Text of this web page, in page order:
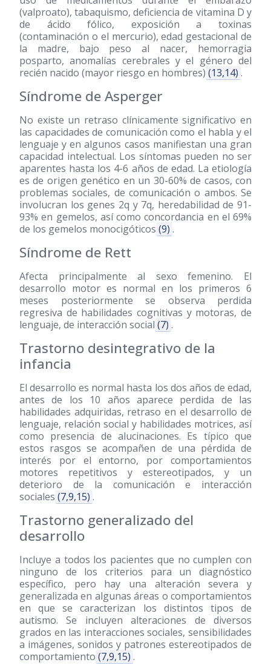
(valproato), tabaquismo, deficiencia de vitamina D y
de ácido fólico, exposición a toxinas
(contaminación o el mercurio), edad gestacional de
la madre, bajo peso al nacer, hemorragia
posparto, anomalías cerebrales y el género del
recién nacido (mayor riesgo en hombres) (13,14) .
Síndrome de Asperger
No existe un retraso clínicamente significativo en
las capacidades de comunicación como el habla y el
lenguaje y en algunos casos manifiestan una gran
capacidad intelectual. Los síntomas pueden no ser
aparentes hasta los 4-6 años de edad. La etiología
es de origen genético en un 30-60% de casos, con
problemas sociales, de comunicación o ambos. Se
involucran los genes 2q y 7q, heredabilidad de 91-
93% en gemelos, así como concordancia en el 69%
de los gemelos monocigóticos (9) .
Síndrome de Rett
Afecta principalmente al sexo femenino. El
desarrollo motor es normal en los primeros 6
meses posteriormente se observa perdida
regresiva de habilidades cognitivas y motoras, de
lenguaje, de interacción social (7) .
Trastorno desintegrativo de la
infancia
El desarrollo es normal hasta los dos años de edad,
antes de los 10 años aparece perdida de las
habilidades adquiridas, retraso en el desarrollo de
lenguaje, relación social y habilidades motrices, así
como presencia de alucinaciones. Es típico que
estos rasgos se acompañen de una pérdida de
interés por el entorno, por comportamientos
motores repetitivos y estereotipados, y un
deterioro de la comunicación e interacción
sociales (7,9,15) .
Trastorno generalizado del
desarrollo
Incluye a todos los pacientes que no cumplen con
ninguno de los criterios para un diagnóstico
específico, pero hay una alteración severa y
generalizada en algunas áreas o comportamientos
en que se caracterizan los distintos tipos de
autismo. Se incluyen alteraciones de diversos
grados en las interacciones sociales, sensibilidades
a imágenes, sonidos y patrones estereotipados de
comportamiento (7,9,15) .